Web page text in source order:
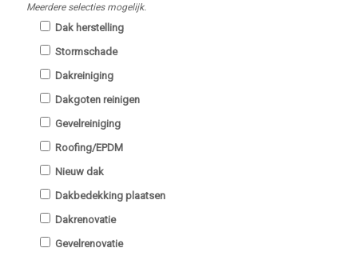
Meerdere selecties mogelijk.
Dak herstelling
Stormschade
Dakreiniging
Dakgoten reinigen
Gevelreiniging
Roofing/EPDM
Nieuw dak
Dakbedekking plaatsen
Dakrenovatie
Gevelrenovatie